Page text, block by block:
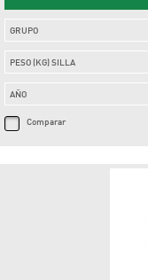
GRUPO
PESO (KG) SILLA
AÑO
Comparar